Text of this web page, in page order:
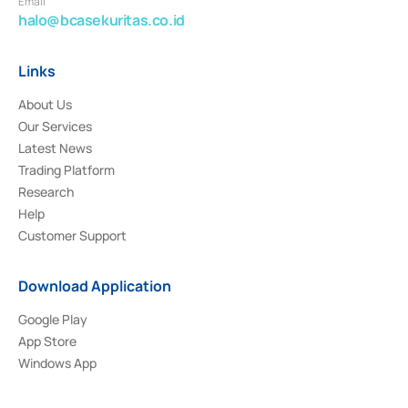
halo@bcasekuritas.co.id
Links
About Us
Our Services
Latest News
Trading Platform
Research
Help
Customer Support
Download Application
Google Play
App Store
Windows App